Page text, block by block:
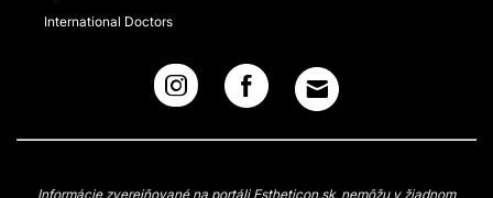
International Doctors
Informácie zverejňované na portáli Estheticon.sk, nemôžu v žiadnom